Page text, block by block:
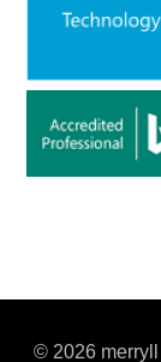
© 2026